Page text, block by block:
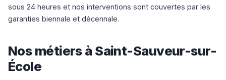
sous 24 heures et nos interventions sont couvertes par les
garanties biennale et décennale.
Nos métiers à Saint-Sauveur-sur-
École